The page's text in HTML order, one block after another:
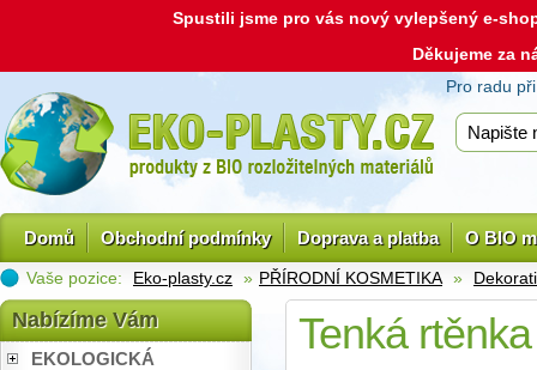
Spustili jsme pro vás nový vylepšený e-
Děkujeme za
Pro radu
Domů Obchodní podmínky Doprava a platba O BIO
Vaše pozice: Eko-plasty.cz » PŘÍRODNÍ KOSMETIKA »
Nabízíme Vám
EKOLOGICKÁ
Tenká